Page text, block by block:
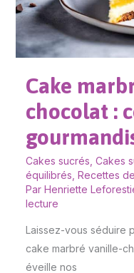
Cake
chocolat :
Cakes sucrés Cakes
équilibrés Recettes
Par Henriette
lecture
Laissez-vous séduire
cake marbré vanille-
éveille nos
et
santé